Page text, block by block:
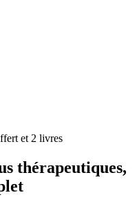
et 2 livres
thérapeutiques,